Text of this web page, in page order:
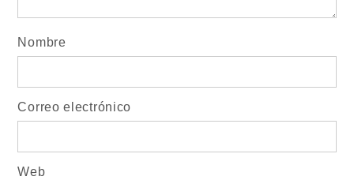
Nombre
Correo electrónico
Web